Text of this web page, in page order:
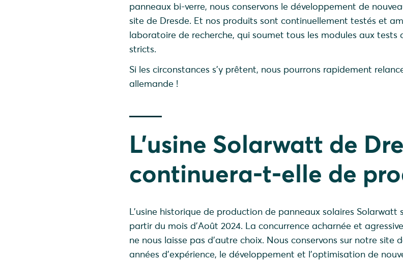
panneaux bi-verre, nous conservons le développement de
site de Dresde. Et nos produits sont continuellement testés et
laboratoire de recherche, qui soumet tous les modules aux tests
stricts.
Si les circonstances s'y prêtent, nous pourrons rapidement
allemande !
L’usine Solarwatt de
continuera-t-elle de
L’usine historique de production de panneaux solaires Solarwatt
partir du mois d’Août 2024. La concurrence acharnée et
ne nous laisse pas d'autre choix. Nous conservons sur notre site
années d'expérience, le développement et l'optimisation de